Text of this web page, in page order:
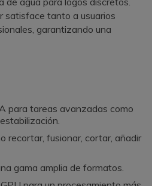
satisface tanto a usuarios
garantizando una
para tareas avanzadas como
recortar, fusionar, cortar, añadir
gama amplia de formatos.